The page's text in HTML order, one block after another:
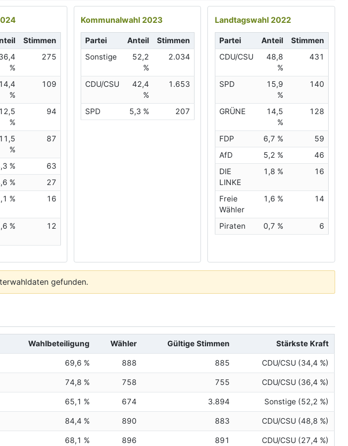
Stimmen
%
275
14,4
%
109
12,5
%
94
11,5
%
87
%
63
%
27
% 16
% 12
Kommunalwahl 2023
Partei Anteil
Stimmen
Sonstige
52,2
%
2.034
CDU/CSU
42,4
%
1.653
SPD 5,3 % 207
Landtagswahl 2022
Partei Anteil
Stimmen
CDU/CSU
48,8
%
431
SPD
15,9
%
140
GRÜNE
14,5
%
128
FDP 6,7 %
59
AfD
5,2 %
46
DIE
LINKE
1,8 % 16
Freie
Wähler
1,6 % 14
Piraten 0,7 % 6
gefunden.
Wahlbeteiligung Wähler Gültige Stimmen Stärkste Kraft
69,6 % 888 885 CDU/CSU (34,4 %)
74,8 % 758 755 CDU/CSU (36,4 %)
65,1 % 674 3.894 Sonstige (52,2 %)
84,4 % 890 883 CDU/CSU (48,8 %)
68,1 % 896 891 CDU/CSU (27,4 %)